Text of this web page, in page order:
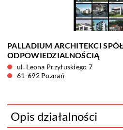
PALLADIUM ARCHITEKCI
ODPOWIEDZIALNOŚCIĄ
ul. Leona Przyłuskiego 7
61-692 Poznań
Opis działalności